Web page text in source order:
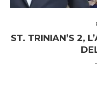
ST. TRINIAN’S 2,